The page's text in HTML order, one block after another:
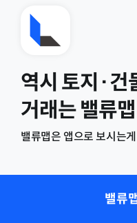
역시 토지·건
거래는 밸류맵
밸류맵은 앱으로 보시는
밸류